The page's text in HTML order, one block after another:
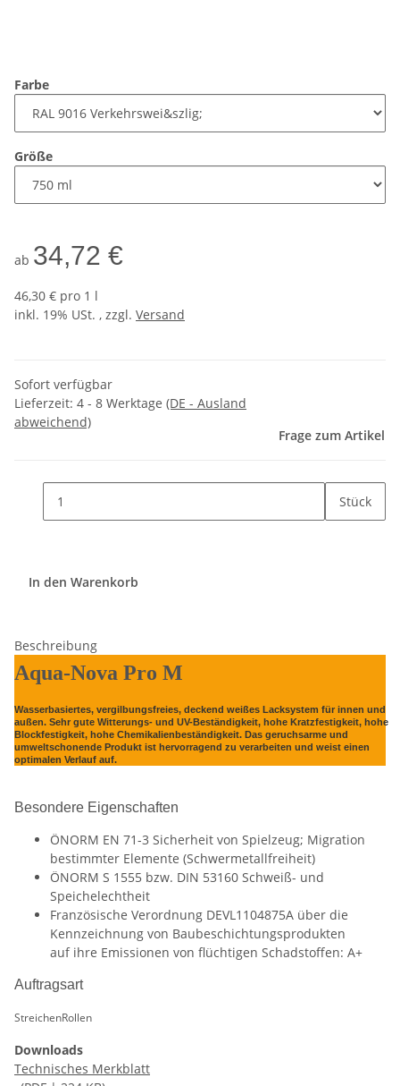
Farbe
Größe
ab 34,72 €
46,30 € pro 1 l
inkl. 19% USt. , zzgl. Versand
Sofort verfügbar
Lieferzeit: 4 - 8 Werktage (DE - Ausland
abweichend)
Frage zum Artikel
Stück
In den Warenkorb
Beschreibung
Aqua-Nova Pro M
Wasserbasiertes, vergilbungsfreies, deckend weißes Lacksystem für innen und
außen. Sehr gute Witterungs- und UV-Beständigkeit, hohe Kratzfestigkeit, hohe
Blockfestigkeit, hohe Chemikalienbeständigkeit. Das geruchsarme und
umweltschonende Produkt ist hervorragend zu verarbeiten und weist einen
optimalen Verlauf auf.
Besondere Eigenschaften
ÖNORM EN 71-3 Sicherheit von Spielzeug; Migration
bestimmter Elemente (Schwermetallfreiheit)
ÖNORM S 1555 bzw. DIN 53160 Schweiß- und
Speichelechtheit
Französische Verordnung DEVL1104875A über die
Kennzeichnung von Baubeschichtungsprodukten
auf ihre Emissionen von flüchtigen Schadstoffen: A+
Auftragsart
StreichenRollen
Downloads
Technisches Merkblatt